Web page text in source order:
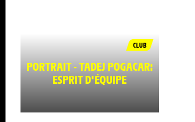
CLUB
PORTRAIT - TADEJ POGACAR:
ESPRIT D'ÉQUIPE